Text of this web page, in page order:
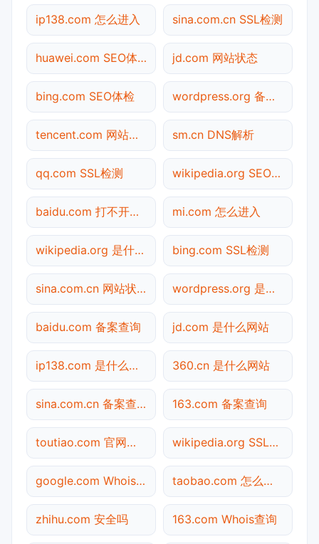
ip138.com 怎么进入 sina.com.cn SSL检测
huawei.com SEO体检 jd.com 网站状态
bing.com SEO体检 wordpress.org 备案查询
tencent.com 网站状态 sm.cn DNS解析
qq.com SSL检测 wikipedia.org SEO体检
baidu.com 打不开检测 mi.com 怎么进入
wikipedia.org 是什么网站 bing.com SSL检测
sina.com.cn 网站状态 wordpress.org 是什么网站
baidu.com 备案查询 jd.com 是什么网站
ip138.com 是什么网站 360.cn 是什么网站
sina.com.cn 备案查询 163.com 备案查询
toutiao.com 官网入口 wikipedia.org SSL检测
google.com Whois查询 taobao.com 怎么进入
zhihu.com 安全吗 163.com Whois查询